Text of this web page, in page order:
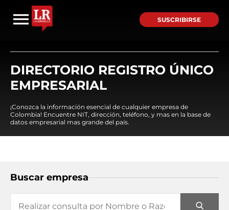
SUSCRIBIRSE
DIRECTORIO REGISTRO ÚNICO
EMPRESARIAL
¡Conozca la información esencial de cualquier empresa de
Colombia! Encuentre NIT, dirección, teléfono, y mas en la base de
datos empresarial mas grande del país.
Buscar empresa